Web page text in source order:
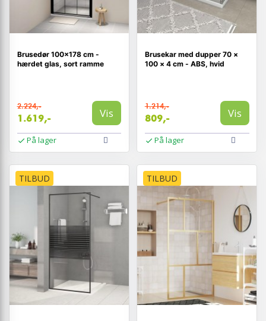
Brusedør 100×178 cm -
hærdet glas, sort ramme
2.224,-
1.619,- Vis
På lager
Brusekar med dupper 70 ×
100 × 4 cm - ABS, hvid
1.214,-
809,- Vis
På lager
TILBUD TILBUD